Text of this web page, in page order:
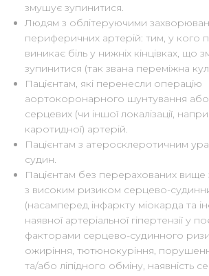
змушує зупинитися.
Людям з облітеруючими
периферичних артерій: тим, у кого
виникає біль у нижніх кінцівках, що
зупинитися (так звана переміжна
Пацієнтам, які перенесли операцію
аортокоронарного шунтування або
серцевих (чи іншої локалізації,
каротидної) артерій.
Пацієнтам з атеросклеротичним
судин.
Пацієнтам без перерахованих вище
з високим ризиком серцево-
(насамперед інфаркту міокарда та
наявної артеріальної гіпертензії у
факторами серцево-судинного
ожиріння, тютюнокуріння,
та/або ліпідного обміну, наявність